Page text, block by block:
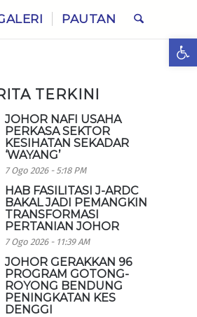
PAUTAN
TERKINI
JOHOR NAFI USAHA
PERKASA SEKTOR
KESIHATAN SEKADAR
‘WAYANG’
7 Ogo 2026 - 5:18 PM
HAB FASILITASI J-ARDC
BAKAL JADI PEMANGKIN
TRANSFORMASI
PERTANIAN JOHOR
7 Ogo 2026 - 11:39 AM
JOHOR GERAKKAN 96
PROGRAM GOTONG-
ROYONG BENDUNG
PENINGKATAN KES
DENGGI